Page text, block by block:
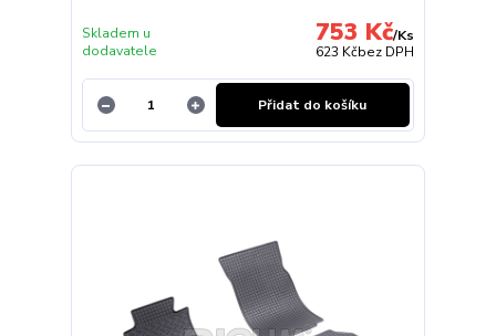
753 Kč/Ks
623 Kčbez DPH
Skladem u
dodavatele
Přidat do košíku